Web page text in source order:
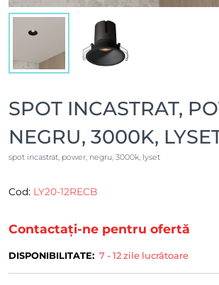
SPOT INCASTRAT,
NEGRU, 3000K,
spot incastrat, power, negru, 3000k, lyset
Cod: LY20-12RECB
Contactați-ne pentru ofertă
DISPONIBILITATE: 7 - 12 zile lucrătoare